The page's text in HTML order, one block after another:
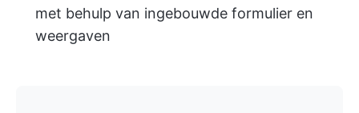
met behulp van ingebouwde formulier en
weergaven